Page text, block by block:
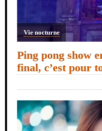
Vie nocturne
Ping pong show
final, c’est pour